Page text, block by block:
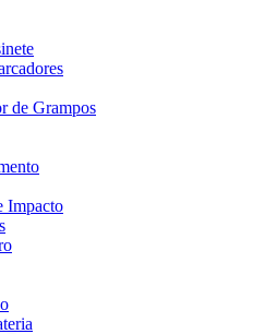
de Grampos
Impacto